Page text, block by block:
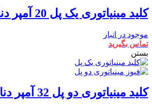
کلید مینیاتوری یک پل 20 آمپر دنا الکتریک
موجود در انبار
تماس بگیرید
بستن
کلید مینیاتوری دو پل 32 آمپر دنا الکتریک